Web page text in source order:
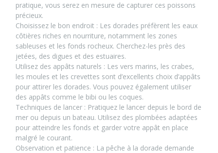
pratique, vous serez en mesure de capturer ces poissons
précieux.
Choisissez le bon endroit : Les dorades préfèrent les eaux
côtières riches en nourriture, notamment les zones
sableuses et les fonds rocheux. Cherchez-les près des
jetées, des digues et des estuaires.
Utilisez des appâts naturels : Les vers marins, les crabes,
les moules et les crevettes sont d’excellents choix d’appâts
pour attirer les dorades. Vous pouvez également utiliser
des appâts comme le bibi ou les coques.
Techniques de lancer : Pratiquez le lancer depuis le bord de
mer ou depuis un bateau. Utilisez des plombées adaptées
pour atteindre les fonds et garder votre appât en place
malgré le courant.
Observation et patience : La pêche à la dorade demande